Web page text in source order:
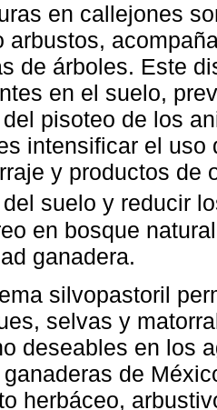
en callejones
arbustos,
de árboles. Este
en el suelo,
pisoteo de los
intensificar el uso
y productos de
suelo y reducir
en bosque
ganadera.
silvopastoril
selvas y
deseables en los
de
herbáceo,